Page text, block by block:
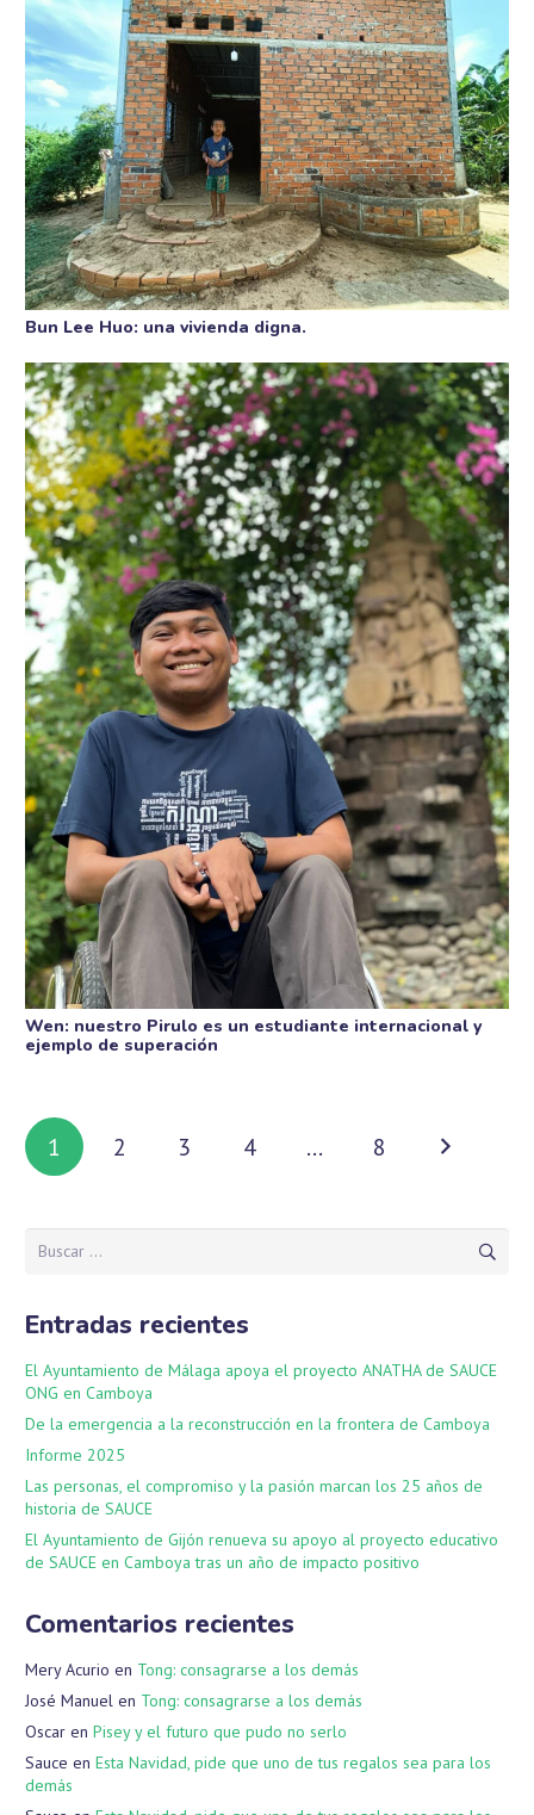
Bun Lee Huo: una vivienda digna.
Wen: nuestro Pirulo es un estudiante internacional y
ejemplo de superación
1 2 3 4 … 8
Entradas recientes
El Ayuntamiento de Málaga apoya el proyecto ANATHA de SAUCE
ONG en Camboya
De la emergencia a la reconstrucción en la frontera de Camboya
Informe 2025
Las personas, el compromiso y la pasión marcan los 25 años de
historia de SAUCE
El Ayuntamiento de Gijón renueva su apoyo al proyecto educativo
de SAUCE en Camboya tras un año de impacto positivo
Comentarios recientes
Mery Acurio en Tong: consagrarse a los demás
José Manuel en Tong: consagrarse a los demás
Oscar en Pisey y el futuro que pudo no serlo
Sauce en Esta Navidad, pide que uno de tus regalos sea para los
demás